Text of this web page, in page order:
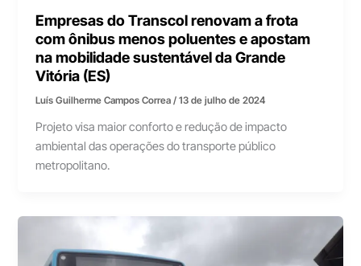
Empresas do Transcol renovam a frota
com ônibus menos poluentes e apostam
na mobilidade sustentável da Grande
Vitória (ES)
Luís Guilherme Campos Correa/13 de julho de 2024
Projeto visa maior conforto e redução de impacto
ambiental das operações do transporte público
metropolitano.